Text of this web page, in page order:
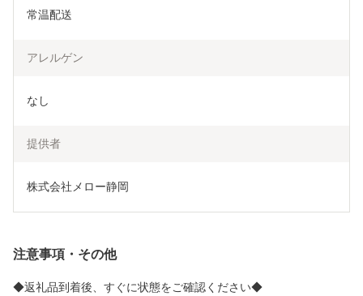
常温配送
アレルゲン
なし
提供者
株式会社メロー静岡
注意事項・その他
◆返礼品到着後、すぐに状態をご確認ください◆